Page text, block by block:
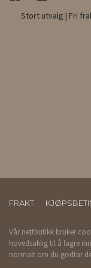
Stort utvalg | Fri
FRAKT
Vår nettbutikk bruker
hovedsaklig til å lagre
normalt om du godtar